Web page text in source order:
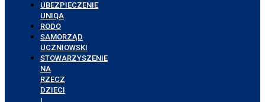
UBEZPIECZENIE
UNIQA
RODO
SAMORZĄD
UCZNIOWSKI
STOWARZYSZENIE
NA
RZECZ
DZIECI